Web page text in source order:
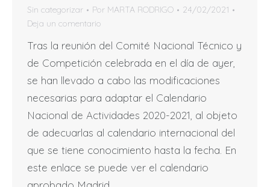
Sin categorizar Por MARTA RODRIGO
24/02/2021
Deja un comentario
Tras la reunión del Comité Nacional Técnico y
de Competición celebrada en el día de ayer,
se han llevado a cabo las modificaciones
necesarias para adaptar el Calendario
Nacional de Actividades 2020-2021, al objeto
de adecuarlas al calendario internacional del
que se tiene conocimiento hasta la fecha. En
este enlace se puede ver el calendario